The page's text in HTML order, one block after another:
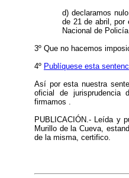
d) declaramos
de 21 de abril, por
Nacional de
3º Que no hacemos
4º Publíquese esta
Así por esta nuestra
oficial de jurisprudencia
firmamos .
PUBLICACIÓN.- Leída y
Murillo de la Cueva,
de la misma, certifico.